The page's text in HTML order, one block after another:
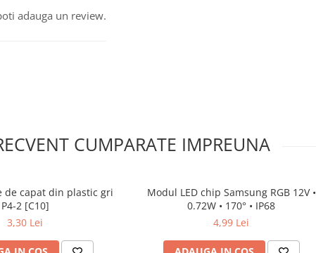
adauga un review.
CUMPARATE IMPREUNA
de capat din plastic gri
P4-2 [C10]
3,30 Lei
Modul LED chip Samsung RGB 12V •
0.72W • 170° • IP68
4,99 Lei